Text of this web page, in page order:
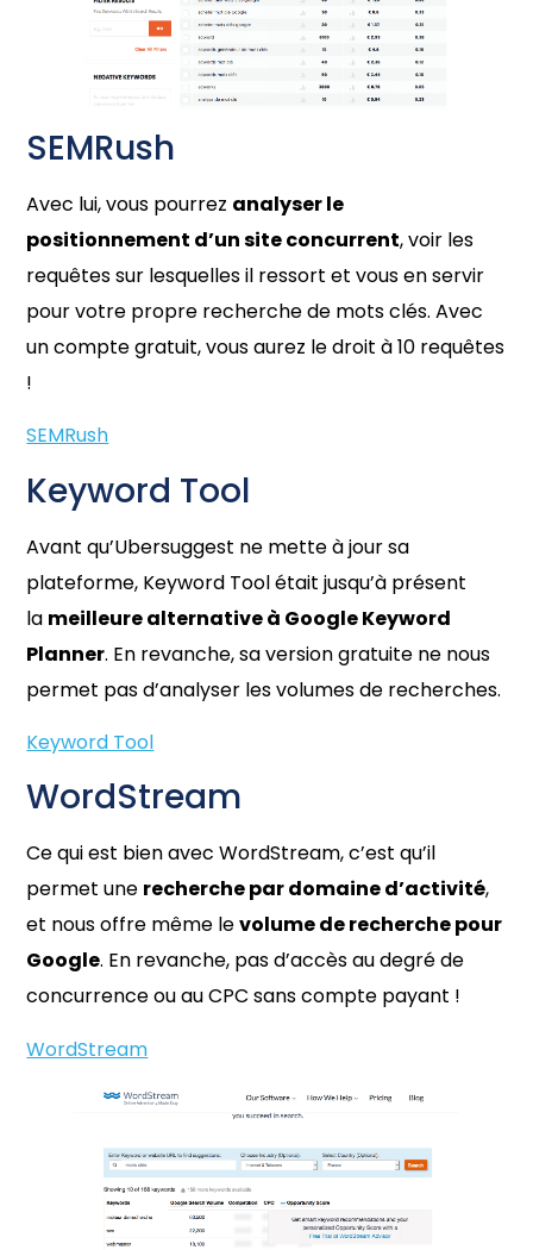
SEMRush
Avec lui, vous pourrez analyser le
positionnement d’un site concurrent, voir les
requêtes sur lesquelles il ressort et vous en servir
pour votre propre recherche de mots clés. Avec
un compte gratuit, vous aurez le droit à 10 requêtes
!
SEMRush
Keyword Tool
Avant qu’Ubersuggest ne mette à jour sa
plateforme, Keyword Tool était jusqu’à présent
la meilleure alternative à Google Keyword
Planner. En revanche, sa version gratuite ne nous
permet pas d’analyser les volumes de recherches.
Keyword Tool
WordStream
Ce qui est bien avec WordStream, c’est qu’il
permet une recherche par domaine d’activité,
et nous offre même levolume de recherche pour
Google. En revanche, pas d’accès au degré de
concurrence ou au CPC sans compte payant !
WordStream